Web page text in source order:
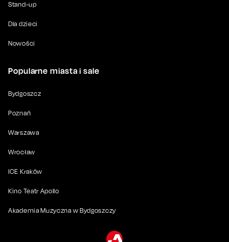
Stand-up
Dla dzieci
Nowości
Popularne miasta i sale
Bydgoszcz
Poznań
Warszawa
Wrocław
ICE Kraków
Kino Teatr Apollo
Akademia Muzyczna w Bydgoszczy